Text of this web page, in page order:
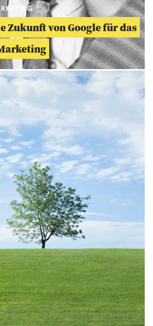
Zukunft von Google für das